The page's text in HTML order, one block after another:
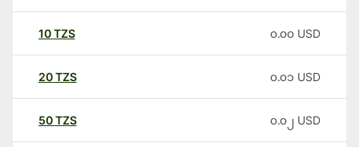
10TZS ၀.၀၀ USD
20TZS ၀.၀၁ USD
50TZS ၀.၀၂ USD